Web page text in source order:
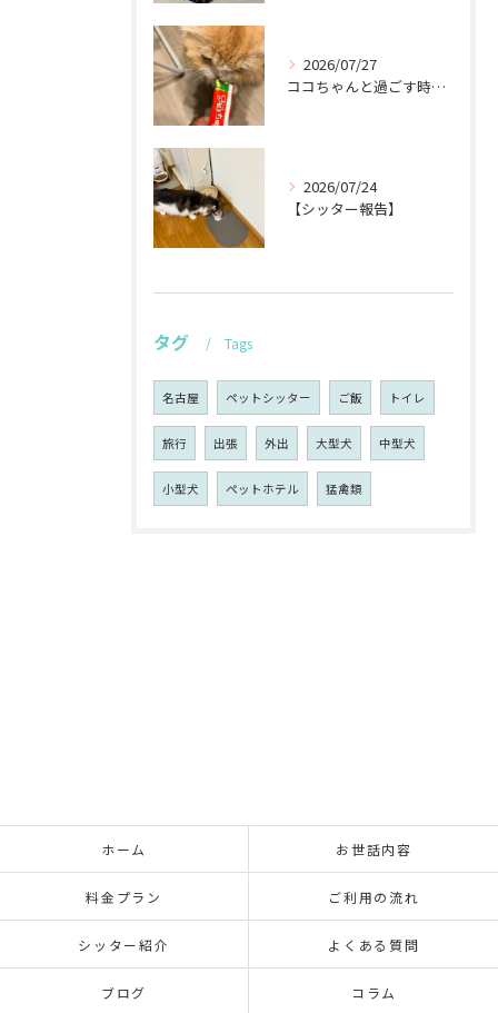
2026/07/27
ココちゃんと過ごす時間が待ち遠しい！🐾
2026/07/24
【シッター報告】
タグ Tags
名古屋 ペットシッター ご飯 トイレ
旅行 出張 外出 大型犬 中型犬
小型犬 ペットホテル 猛禽類
ホーム お世話内容
料金プラン ご利用の流れ
シッター紹介 よくある質問
ブログ コラム